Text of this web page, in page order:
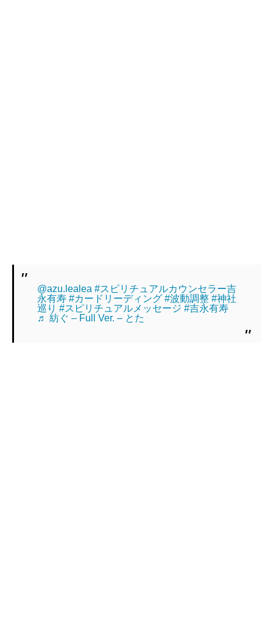
@azu.lealea #スピリチュアルカウンセラー吉
永有寿 #カードリーディング #波動調整 #神社
巡り #スピリチュアルメッセージ #吉永有寿
♬ 紡ぐ – Full Ver. – とた